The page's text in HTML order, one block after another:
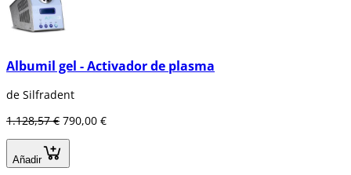
Láser y microláser.
Albumil gel - Activador de plasma
de Silfradent
1.128,57 € 790,00 €
Añadir